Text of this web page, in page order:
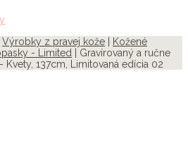
Výrobky z pravej kože
Kožené
- Limited
| Gravírovaný a ručne
137cm, Limitovaná edícia 02